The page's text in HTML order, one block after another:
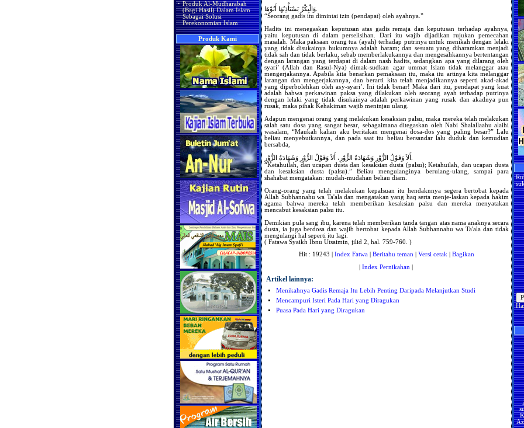
· Produk Al-Mudharabah
(Bagi Hasil) Dalam Islam
Sebagai Solusi
Perekonomian Islam
Produk Kami
“Seorang gadis itu dimintai izin (pendapat) oleh ayahnya.”
Hadits ini menegaskan keputusan atas gadis remaja dan keputusan terhadap ayahnya,
yaitu keputusan di dalam perselisihan. Dari itu wajib dijadikan rujukan pemecahan
masalah. Maka paksaan orang tua (ayah) terhadap putrinya untuk menikah dengan lelaki
yang tidak disukainya hukumnya adalah haram; dan sesuatu yang diharamkan menjadi
tidak sah dan tidak berlaku, sebab memberlakukannya dan mengesahkannya bertentangan
dengan larangan yang terdapat di dalam nash hadits, sedangkan apa yang dilarang oleh
syari’ (Allah dan Rasul-Nya) dimak-sudkan agar ummat Islam tidak melanggar atau
mengerjakannya. Apabila kita benarkan pemaksaan itu, maka itu artinya kita melanggar
larangan dan mengerjakannya, dan berarti kita telah menjadikannya seperti akad-akad
yang diperbolehkan oleh asy-syari’. Ini tidak benar! Maka dari itu, pendapat yang kuat
adalah bahwa perkawinan paksa yang dilakukan oleh seorang ayah terhadap putrinya
dengan lelaki yang tidak disukainya adalah perkawinan yang rusak dan akadnya pun
rusak, maka pihak Kehakiman wajib meninjau ulang.
Adapun mengenai orang yang melakukan kesaksian palsu, maka mereka telah melakukan
salah satu dosa yang sangat besar, sebagaimana ditegaskan oleh Nabi Shalallaahu alaihi
wasalam, “Maukah kalian aku beritakan mengenai dosa-dos yang paling besar?” Lalu
beliau menyebutkannya, dan pada saat itu beliau bersandar lalu duduk dan kemudian
bersabda,
“Ketahuilah, dan ucapan dusta dan kesaksian dusta (palsu); Ketahuilah, dan ucapan dusta
dan kesaksian dusta (palsu).” Beliau mengulanginya berulang-ulang, sampai para
shahabat mengatakan: mudah-mudahan beliau diam.
Orang-orang yang telah melakukan kepalsuan itu hendaknnya segera bertobat kepada
Allah Subhannahu wa Ta'ala dan mengatakan yang haq serta menje-laskan kepada hakim
agama bahwa mereka telah memberikan kesaksian palsu dan mereka menyatakan
mencabut kesaksian palsu itu.
Demikian pula sang ibu, karena telah memberikan tanda tangan atas nama anaknya secara
dusta, ia juga berdosa dan wajib bertobat kepada Allah Subhannahu wa Ta'ala dan tidak
mengulangi hal seperti itu lagi.
( Fatawa Syaikh Ibnu Utsaimin, jilid 2, hal. 759-760. )
Hit : 19243 | Index Fatwa Beritahu teman Versi cetak
Bagikan
Index Pernikahan
Artikel lainnya:
Menikahnya Gadis Remaja Itu Lebih Penting Daripada Melanjutkan Studi
Mencampuri Isteri Pada Hari yang Diragukan
Puasa Pada Hari yang Diragukan